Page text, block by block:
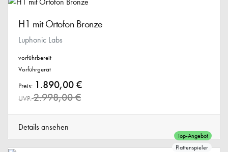
H1 mit Ortofon Bronze
Luphonic Labs
vorführbereit
Vorführgerät
Preis: 1.890,00 €
UVP: 2.998,00 €
Details ansehen
Top-Angebot
Plattenspieler